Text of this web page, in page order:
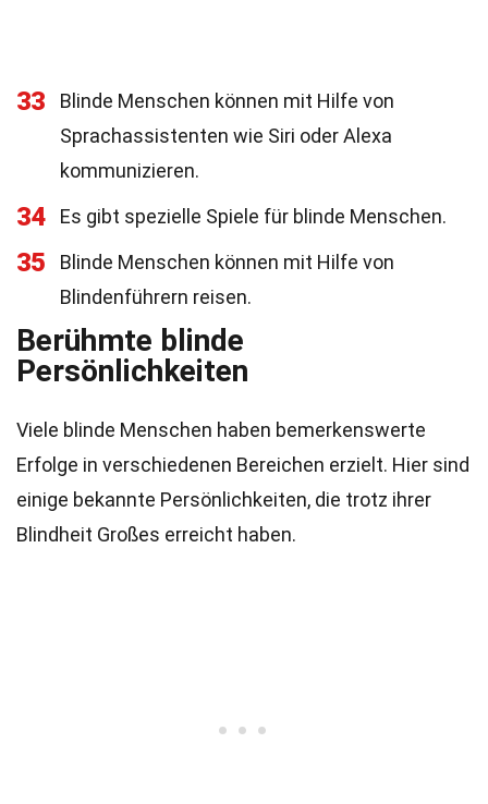
33
Blinde Menschen können mit Hilfe von
Sprachassistenten wie Siri oder Alexa
kommunizieren.
34 Es gibt spezielle Spiele für blinde Menschen.
35
Blinde Menschen können mit Hilfe von
Blindenführern reisen.
Berühmte blinde
Persönlichkeiten
Viele blinde Menschen haben bemerkenswerte
Erfolge in verschiedenen Bereichen erzielt. Hier sind
einige bekannte Persönlichkeiten, die trotz ihrer
Blindheit Großes erreicht haben.